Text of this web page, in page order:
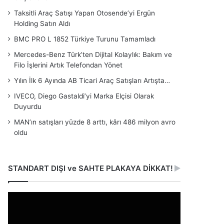
Taksitli Araç Satışı Yapan Otosende’yi Ergün
Holding Satın Aldı
BMC PRO L 1852 Türkiye Turunu Tamamladı
Mercedes-Benz Türk’ten Dijital Kolaylık: Bakım ve
Filo İşlerini Artık Telefondan Yönet
Yılın İlk 6 Ayında AB Ticari Araç Satışları Artışta…
IVECO, Diego Gastaldi’yi Marka Elçisi Olarak
Duyurdu
MAN’ın satışları yüzde 8 arttı, kârı 486 milyon avro
oldu
STANDART DIŞI ve SAHTE PLAKAYA DİKKAT!